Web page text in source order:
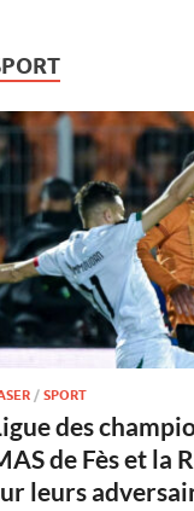
/SPORT
des
de Fès et la
leurs